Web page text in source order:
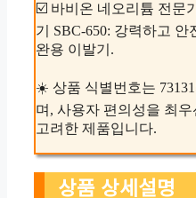
☑️ 바비온 네오리튬 전문
기 SBC-650: 강력하고 안
완용 이발기.
☀️ 상품 식별번호는
며, 사용자 편의성을 최우
고려한 제품입니다.
상품 상세설명